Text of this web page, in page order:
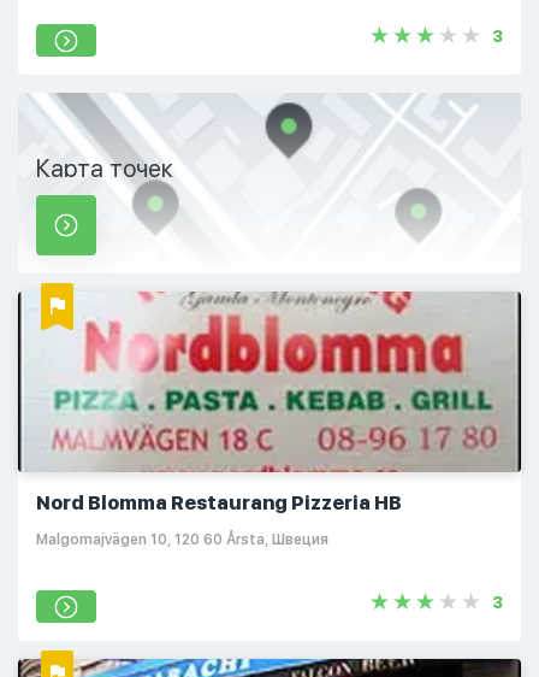
3
Карта точек
Nord Blomma Restaurang Pizzeria HB
Malgomajvägen 10, 120 60 Årsta, Швеция
3